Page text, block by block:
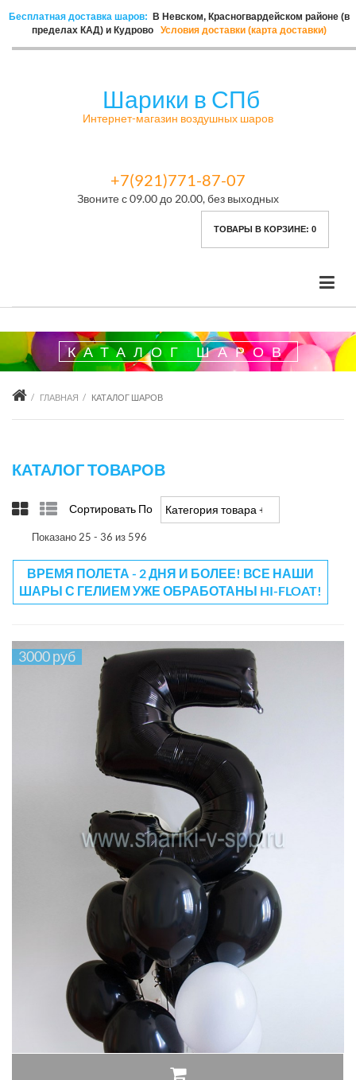
Бесплатная доставка шаров:
В Невском, Красногвардейском районе (в
пределах КАД) и Кудрово
Условия доставки (карта доставки)
Шарики в СПб
Интернет-магазин воздушных шаров
+7(921)771-87-07
Звоните с 09.00 до 20.00, без выходных
ТОВАРЫ В КОРЗИНЕ: 0
КАТАЛОГ ШАРОВ
ГЛАВНАЯ КАТАЛОГ ШАРОВ
КАТАЛОГ ТОВАРОВ
Сортировать По Категория товара +/-
Показано 25 - 36 из 596
ВРЕМЯ ПОЛЕТА - 2 ДНЯ И БОЛЕЕ! ВСЕ НАШИ
ШАРЫ С ГЕЛИЕМ УЖЕ ОБРАБОТАНЫ HI-FLOAT!
3000 руб